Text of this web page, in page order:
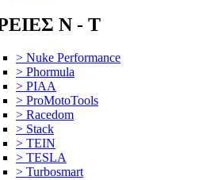
N - T
> Nuke Performance
> Phormula
> PIAA
> ProMotoTools
> Racedom
> Stack
> TEIN
> TESLA
> Turbosmart